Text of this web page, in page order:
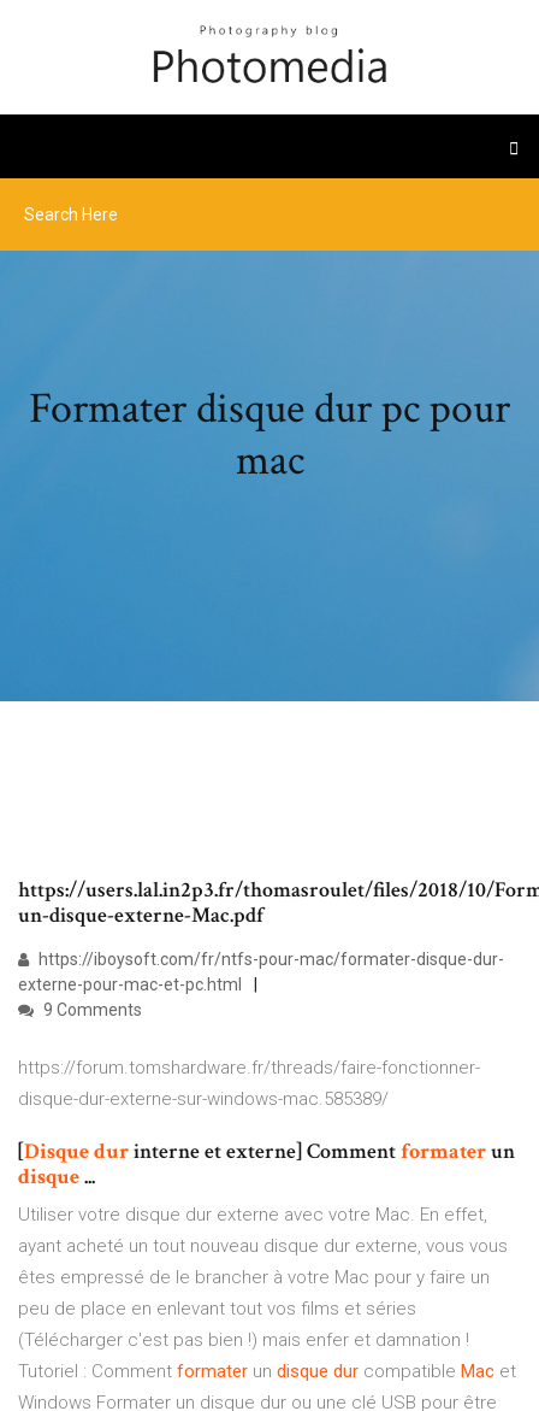
Formater disque dur pc pour
mac
https://users.lal.in2p3.fr/thomasroulet/files/2018/10/
un-disque-externe-Mac.pdf
https://iboysoft.com/fr/ntfs-pour-mac/formater-disque-dur-
externe-pour-mac-et-pc.html
9 Comments
https://forum.tomshardware.fr/threads/faire-fonctionner-
disque-dur-externe-sur-windows-mac.585389/
[Disquedurinterne et externe] Commentformaterun
disque...
Utiliser votre disque dur externe avec votre Mac. En effet,
ayant acheté un tout nouveau disque dur externe, vous vous
êtes empressé de le brancher à votre Mac pour y faire un
peu de place en enlevant tout vos films et séries
(Télécharger c'est pas bien !) mais enfer et damnation !
Tutoriel : Comment formater un disque dur compatible Mac et
Windows Formater un disque dur ou une clé USB pour être